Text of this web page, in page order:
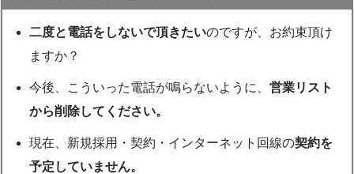
二度と電話をしないで頂きたいのですが、お約束頂け
ますか？
今後、こういった電話が鳴らないように、営業リスト
から削除してください。
現在、新規採用・契約・インターネット回線の契約を
予定していません。